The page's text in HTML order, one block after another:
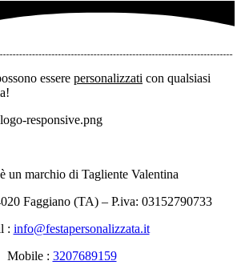
essere personalizzati con qualsiasi
un marchio di Tagliente Valentina
Faggiano (TA) – P.iva: 03152790733
: info@festapersonalizzata.it
Mobile : 3207689159